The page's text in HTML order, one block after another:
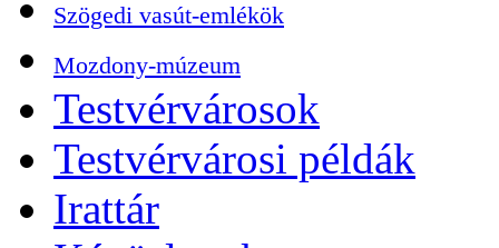
Szögedi vasút-emlékök
Mozdony-múzeum
Testvérvárosok
Testvérvárosi példák
Irattár